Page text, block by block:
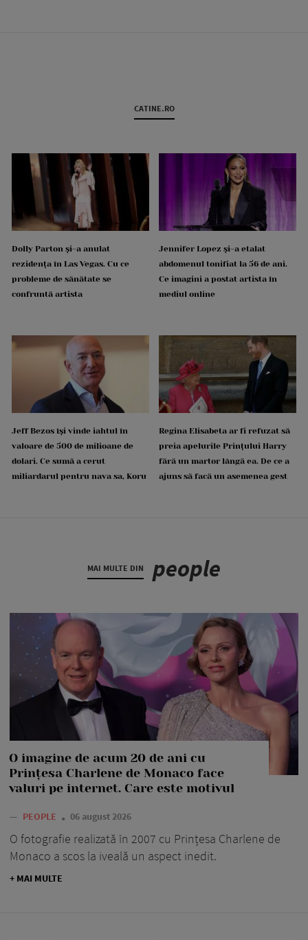
CATINE.RO
Dolly Parton și-a anulat
rezidența în Las Vegas. Cu ce
probleme de sănătate se
confruntă artista
Jennifer Lopez și-a etalat
abdomenul tonifiat la 56 de ani.
Ce imagini a postat artista în
mediul online
Jeff Bezos își vinde iahtul în
valoare de 500 de milioane de
dolari. Ce sumă a cerut
miliardarul pentru nava sa, Koru
Regina Elisabeta ar fi refuzat să
preia apelurile Prințului Harry
fără un martor lângă ea. De ce a
ajuns să facă un asemenea gest
MAI MULTE DIN people
O imagine de acum 20 de ani cu
Prințesa Charlene de Monaco face
valuri pe internet. Care este motivul
— PEOPLE 06 august 2026
O fotografie realizată în 2007 cu Prințesa Charlene de
Monaco a scos la iveală un aspect inedit.
+ MAI MULTE